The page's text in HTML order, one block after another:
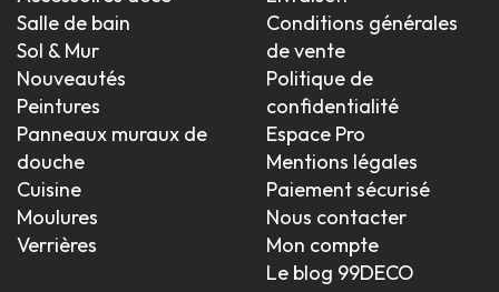
Salle de bain
Sol & Mur
Nouveautés
Peintures
Panneaux muraux de
douche
Cuisine
Moulures
Verrières
Conditions générales
de vente
Politique de
confidentialité
Espace Pro
Mentions légales
Paiement sécurisé
Nous contacter
Mon compte
Le blog 99DECO